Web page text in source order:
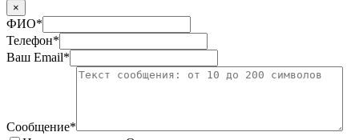
×
ФИО*
Телефон*
Ваш Email*
Сообщение*